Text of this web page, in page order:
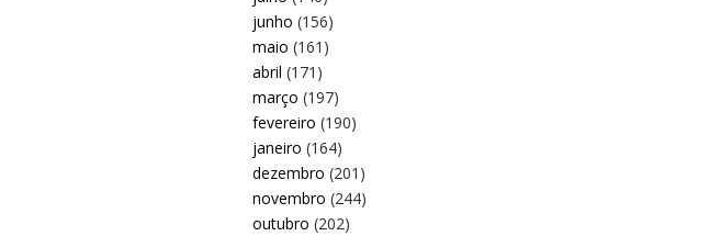
junho (156)
maio (161)
abril (171)
março (197)
fevereiro (190)
janeiro (164)
dezembro (201)
novembro (244)
outubro (202)